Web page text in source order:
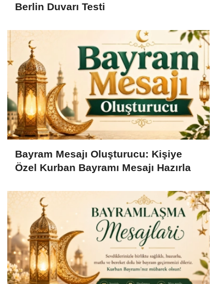
Berlin Duvarı Testi
Bayram Mesajı Oluşturucu: Kişiye
Özel Kurban Bayramı Mesajı Hazırla